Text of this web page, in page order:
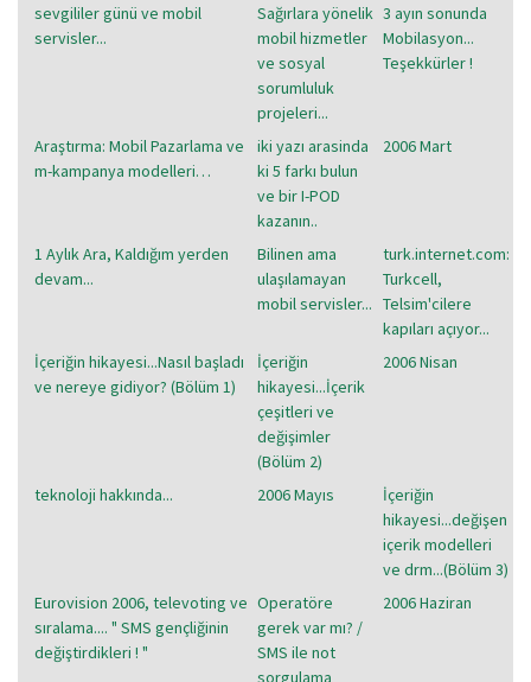
sevgililer günü ve mobil
servisler...
Sağırlara yönelik
mobil hizmetler
ve sosyal
sorumluluk
projeleri...
3 ayın sonunda
Mobilasyon...
Teşekkürler !
Araştırma: Mobil Pazarlama ve
m-kampanya modelleri…
iki yazı arasinda
ki 5 farkı bulun
ve bir I-POD
kazanın..
2006 Mart
1 Aylık Ara, Kaldığım yerden
devam...
Bilinen ama
ulaşılamayan
mobil servisler...
turk.internet.com:
Turkcell,
Telsim'cilere
kapıları açıyor...
İçeriğin hikayesi...Nasıl başladı
ve nereye gidiyor? (Bölüm 1)
İçeriğin
hikayesi...İçerik
çeşitleri ve
değişimler
(Bölüm 2)
2006 Nisan
teknoloji hakkında... 2006 Mayıs
İçeriğin
hikayesi...değişen
içerik modelleri
ve drm...(Bölüm 3)
Eurovision 2006, televoting ve
sıralama.... " SMS gençliğinin
değiştirdikleri ! "
Operatöre
gerek var mı? /
SMS ile not
sorgulama
2006 Haziran